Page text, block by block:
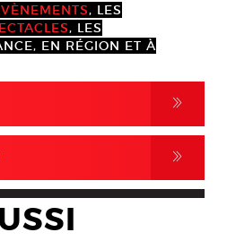
, LES
, LES
EN RÉGION ET À
,
,